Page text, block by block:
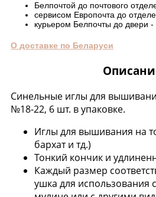
Белпочтой до почтового
сервисом Европочта до
курьером Белпочты до двери -
О доставке по Беларуси
Синельные иглы для
№18-22, 6 шт. в упаковке.
Иглы для вышивания на
бархат и тд.)
Тонкий кончик и
Каждый размер
ушка для использования